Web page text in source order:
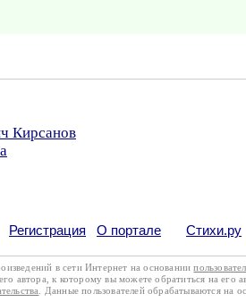
Кирсанов
Регистрация О портале Стихи.ру
в сети Интернет на основании
автора, к которому вы можете обратиться на его
. Данные пользователей обрабатываются на